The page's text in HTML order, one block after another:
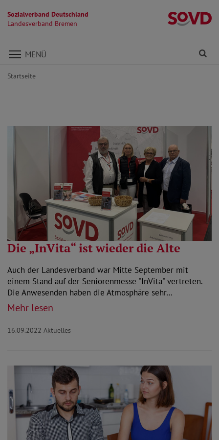
Sozialverband Deutschland
Landesverband Bremen
Direkt zu den Inhalten springen
MENÜ
Startseite
Die „InVita“ ist wieder die Alte
Auch der Landesverband war Mitte September mit
einem Stand auf der Seniorenmesse "InVita" vertreten.
Die Anwesenden haben die Atmosphäre sehr…
Mehr lesen
16.09.2022 Aktuelles